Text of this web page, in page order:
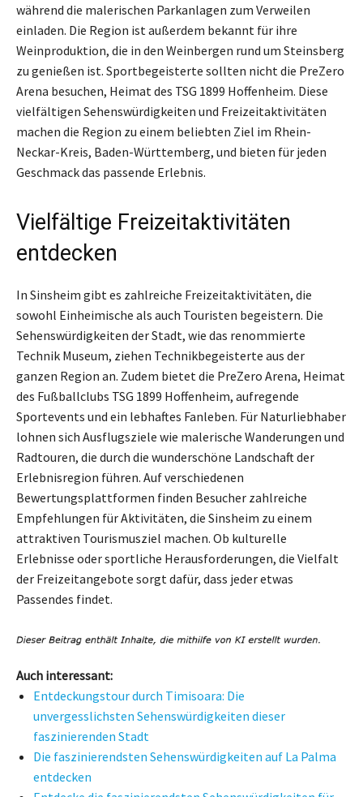
während die malerischen Parkanlagen zum Verweilen
einladen. Die Region ist außerdem bekannt für ihre
Weinproduktion, die in den Weinbergen rund um Steinsberg
zu genießen ist. Sportbegeisterte sollten nicht die PreZero
Arena besuchen, Heimat des TSG 1899 Hoffenheim. Diese
vielfältigen Sehenswürdigkeiten und Freizeitaktivitäten
machen die Region zu einem beliebten Ziel im Rhein-
Neckar-Kreis, Baden-Württemberg, und bieten für jeden
Geschmack das passende Erlebnis.
Vielfältige Freizeitaktivitäten
entdecken
In Sinsheim gibt es zahlreiche Freizeitaktivitäten, die
sowohl Einheimische als auch Touristen begeistern. Die
Sehenswürdigkeiten der Stadt, wie das renommierte
Technik Museum, ziehen Technikbegeisterte aus der
ganzen Region an. Zudem bietet die PreZero Arena, Heimat
des Fußballclubs TSG 1899 Hoffenheim, aufregende
Sportevents und ein lebhaftes Fanleben. Für Naturliebhaber
lohnen sich Ausflugsziele wie malerische Wanderungen und
Radtouren, die durch die wunderschöne Landschaft der
Erlebnisregion führen. Auf verschiedenen
Bewertungsplattformen finden Besucher zahlreiche
Empfehlungen für Aktivitäten, die Sinsheim zu einem
attraktiven Tourismusziel machen. Ob kulturelle
Erlebnisse oder sportliche Herausforderungen, die Vielfalt
der Freizeitangebote sorgt dafür, dass jeder etwas
Passendes findet.
Auch interessant:
Entdeckungstour durch Timisoara: Die
unvergesslichsten Sehenswürdigkeiten dieser
faszinierenden Stadt
Die faszinierendsten Sehenswürdigkeiten auf La Palma
entdecken